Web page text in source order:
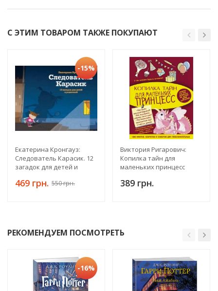
С ЭТИМ ТОВАРОМ ТАКЖЕ ПОКУПАЮТ
-15%
Екатерина Кронгауз:
Следователь Карасик. 12
загадок для детей и
469 грн. 550 грн.
Виктория Ригарович:
Копилка тайн для
маленьких принцесс
389 грн.
РЕКОМЕНДУЕМ ПОСМОТРЕТЬ
-16%